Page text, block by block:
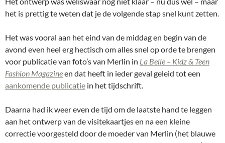
het is prettig te weten dat je de volgende stap snel kunt zetten.
Het was vooral aan het eind van de middag en begin van de
avond even heel erg hectisch om alles snel op orde te brengen
voor publicatie van foto’s van Merlin in La Belle – Kidz & Teen
Fashion Magazineen dat heeft in ieder geval geleid tot een
aankomende publicatie in het tijdschrift.
Daarna had ik weer even de tijd om de laatste hand te leggen
aan het ontwerp van de visitekaartjes en na een kleine
correctie voorgesteld door de moeder van Merlin (het blauwe